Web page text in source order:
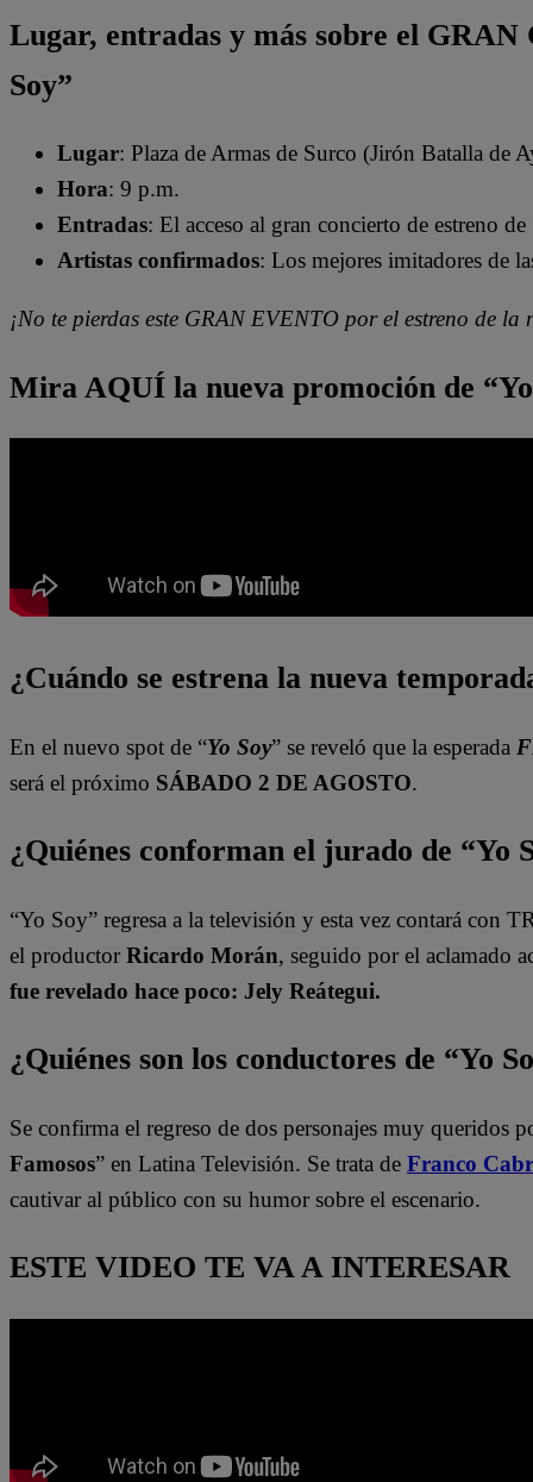
Lugar, entradas y más sobre el
Soy”
Lugar: Plaza de Armas de Surco (Jirón Batalla de
Hora: 9 p.m.
Entradas: El acceso al gran concierto de estreno
Artistas confirmados: Los mejores imitadores de
¡No te pierdas este GRAN EVENTO por el estreno de
Mira AQUÍ la nueva promoción de
¿Cuándo se estrena la nueva
En el nuevo spot de “Yo Soy” se reveló que la esperada
será el próximo SÁBADO 2 DE AGOSTO.
¿Quiénes conforman el jurado de “Yo
“Yo Soy” regresa a la televisión y esta vez contará con
el productor Ricardo Morán, seguido por el aclamado
fue revelado hace poco: Jely Reátegui.
¿Quiénes son los conductores de “Yo
Se confirma el regreso de dos personajes muy queridos
Famosos” en Latina Televisión. Se trata de Franco
cautivar al público con su humor sobre el escenario.
ESTE VIDEO TE VA A INTERESAR